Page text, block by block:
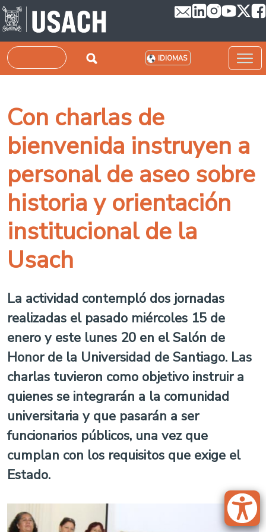
Pasar al contenido principal
Buscar IDIOMAS
Con charlas de
bienvenida instruyen a
personal de aseo sobre
historia y orientación
institucional de la
Usach
La actividad contempló dos jornadas
realizadas el pasado miércoles 15 de
enero y este lunes 20 en el Salón de
Honor de la Universidad de Santiago. Las
charlas tuvieron como objetivo instruir a
quienes se integrarán a la comunidad
universitaria y que pasarán a ser
funcionarios públicos, una vez que
cumplan con los requisitos que exige el
Estado.